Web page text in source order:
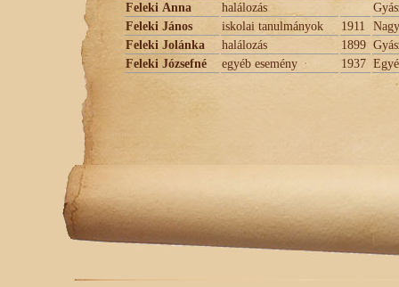
Feleki Anna
halálozás
Feleki János
iskolai tanulmányok 1911
Feleki Jolánka
halálozás 1899
Feleki Józsefné
egyéb esemény 1937